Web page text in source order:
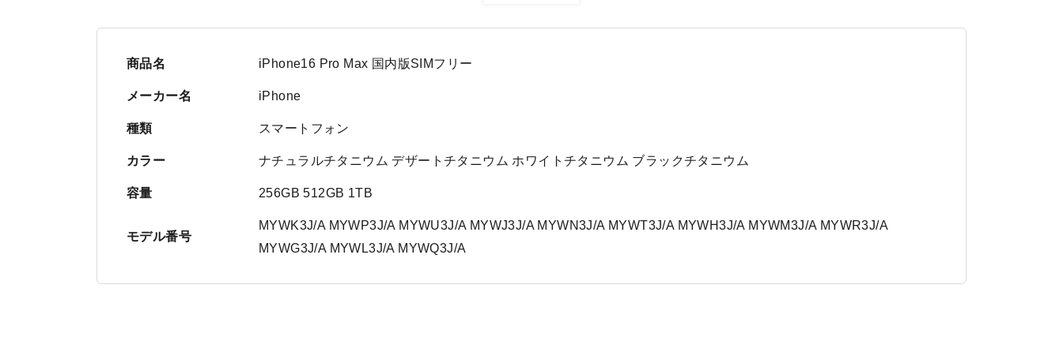
商品名 iPhone16 Pro Max 国内版SIMフリー
メーカー名 iPhone
種類 スマートフォン
カラー ナチュラルチタニウム デザートチタニウム ホワイトチタニウム ブラックチタニウム
容量 256GB 512GB 1TB
モデル番号
MYWK3J/A MYWP3J/A MYWU3J/A MYWJ3J/A MYWN3J/A MYWT3J/A MYWH3J/A MYWM3J/A MYWR3J/A
MYWG3J/A MYWL3J/A MYWQ3J/A